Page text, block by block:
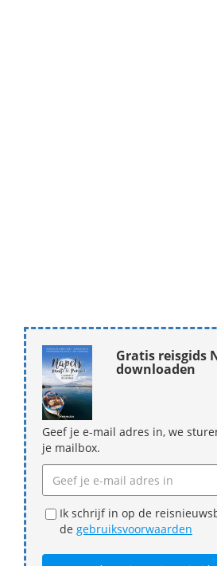
Gratis reisgids
downloaden
Geef je e-mail adres in, we
je mailbox.
Ik schrijf in op de
de gebruiksvoorwaarden